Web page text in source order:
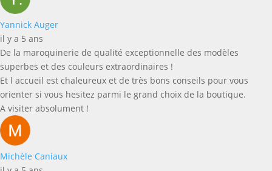
Yannick Auger
il y a 5 ans
De la maroquinerie de qualité exceptionnelle des modèles
superbes et des couleurs extraordinaires !
Et l accueil est chaleureux et de très bons conseils pour vous
orienter si vous hesitez parmi le grand choix de la boutique.
A visiter absolument !
Michèle Caniaux